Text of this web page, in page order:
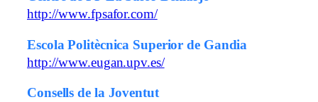
http://www.fpsafor.com/
Escola Politècnica Superior de Gandia
http://www.eugan.upv.es/
Consells de la Joventut